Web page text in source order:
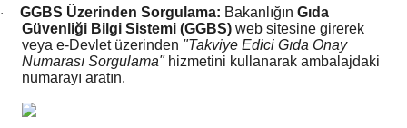
Collagen
Şekerler
· GGBS Üzerinden Sorgulama: Bakanlığın Gıda
Güvenliği Bilgi Sistemi (GGBS) web sitesine girerek
veya e-Devlet üzerinden "Takviye Edici Gıda Onay
Numarası Sorgulama"hizmetini kullanarak ambalajdaki
numarayı aratın.